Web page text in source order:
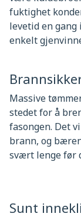
fuktighet
levetid en
enkelt
Massive
stedet for å
fasongen. Det
brann, og
svært lenge før
Sunt